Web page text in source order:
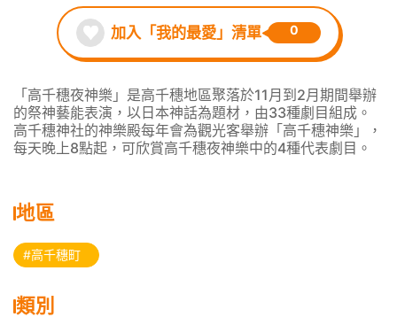
加入「我的最愛」清單 0
「高千穗夜神樂」是高千穗地區聚落於11月到2月期間舉辦
的祭神藝能表演，以日本神話為題材，由33種劇目組成。
高千穗神社的神樂殿每年會為觀光客舉辦「高千穗神樂」，
每天晚上8點起，可欣賞高千穗夜神樂中的4種代表劇目。
地區
#高千穗町
類別